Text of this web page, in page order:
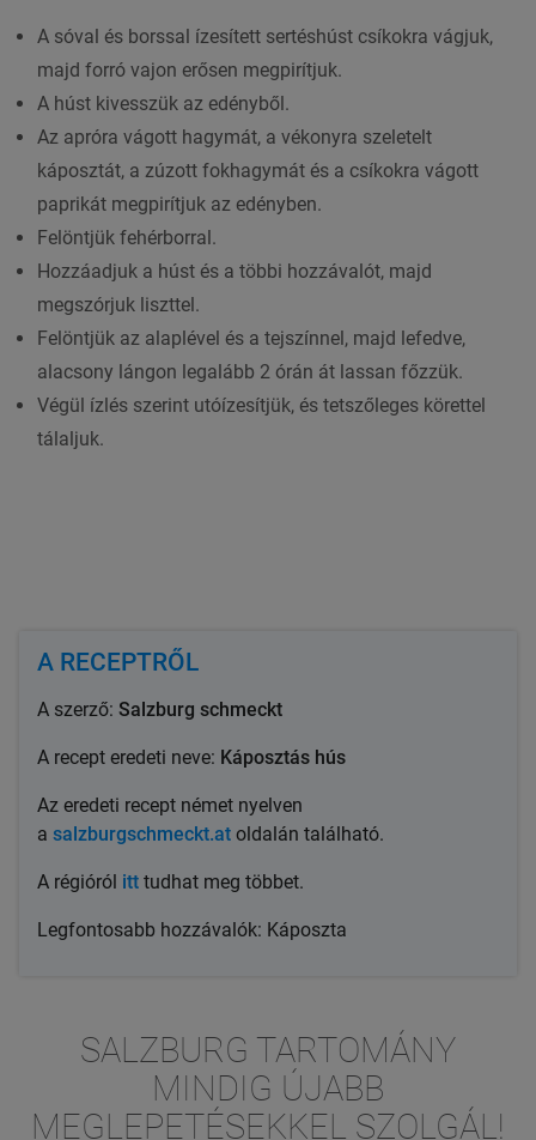
A sóval és borssal ízesített sertéshúst csíkokra vágjuk,
majd forró vajon erősen megpirítjuk.
A húst kivesszük az edényből.
Az apróra vágott hagymát, a vékonyra szeletelt
káposztát, a zúzott fokhagymát és a csíkokra vágott
paprikát megpirítjuk az edényben.
Felöntjük fehérborral.
Hozzáadjuk a húst és a többi hozzávalót, majd
megszórjuk liszttel.
Felöntjük az alaplével és a tejszínnel, majd lefedve,
alacsony lángon legalább 2 órán át lassan főzzük.
Végül ízlés szerint utóízesítjük, és tetszőleges körettel
tálaljuk.
A RECEPTRŐL
A szerző: Salzburg schmeckt
A recept eredeti neve: Káposztás hús
Az eredeti recept német nyelven
a salzburgschmeckt.at oldalán található.
A régióról itt tudhat meg többet.
Legfontosabb hozzávalók: Káposzta
SALZBURG TARTOMÁNY
MINDIG ÚJABB
MEGLEPETÉSEKKEL SZOLGÁL!